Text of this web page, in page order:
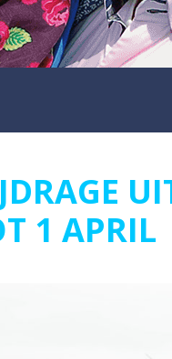
1 APRIL